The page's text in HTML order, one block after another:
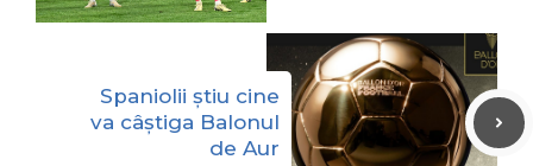
Spaniolii știu cine
va câștiga Balonul
de Aur